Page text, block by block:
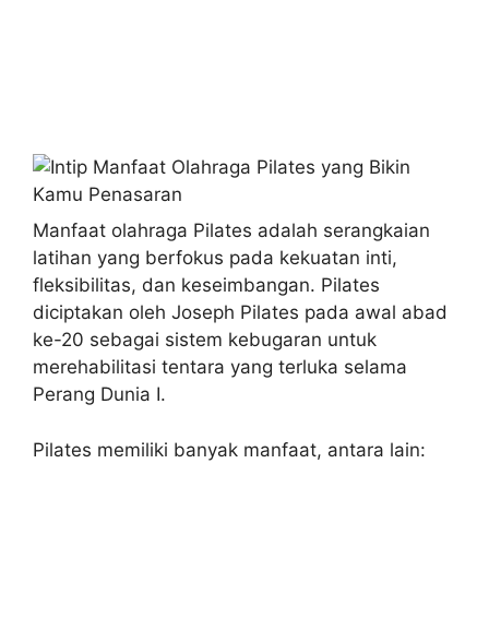
Manfaat olahraga Pilates adalah serangkaian
latihan yang berfokus pada kekuatan inti,
fleksibilitas, dan keseimbangan. Pilates
diciptakan oleh Joseph Pilates pada awal abad
ke-20 sebagai sistem kebugaran untuk
merehabilitasi tentara yang terluka selama
Perang Dunia I.
Pilates memiliki banyak manfaat, antara lain: